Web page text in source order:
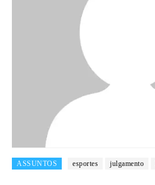
ASSUNTOS esportes julgamento